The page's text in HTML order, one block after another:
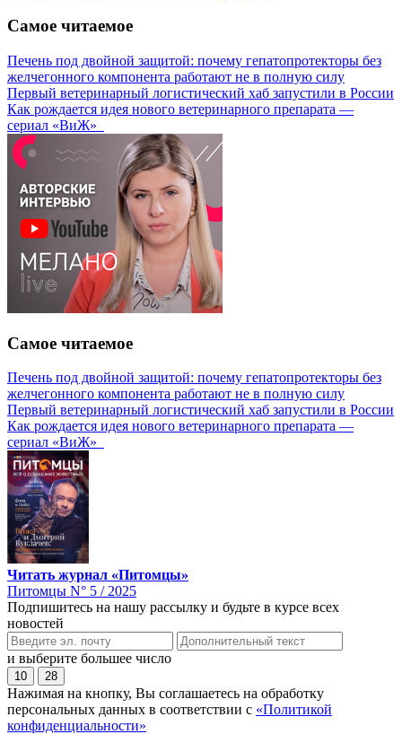
Самое читаемое
Печень под двойной защитой: почему гепатопротекторы без
желчегонного компонента работают не в полную силу
Первый ветеринарный логистический хаб запустили в России
Как рождается идея нового ветеринарного препарата —
сериал «ВиЖ»
Самое читаемое
Печень под двойной защитой: почему гепатопротекторы без
желчегонного компонента работают не в полную силу
Первый ветеринарный логистический хаб запустили в России
Как рождается идея нового ветеринарного препарата —
сериал «ВиЖ»
Читать журнал «Питомцы»
Питомцы N° 5 / 2025
Подпишитесь на нашу рассылку и будьте в курсе всех
новостей
и выберите большее число
10 28
Нажимая на кнопку, Вы соглашаетесь на обработку
персональных данных в соответствии с «Политикой
конфиденциальности»